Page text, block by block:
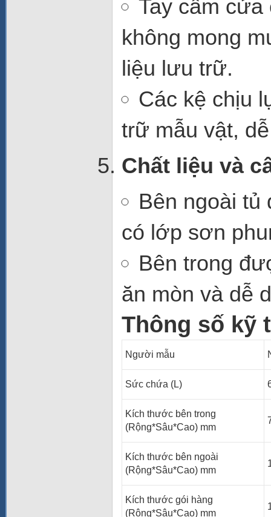
Tay cầm cửa
không mong
liệu lưu trữ.
Các kệ chịu
trữ mẫu vật,
Chất liệu và
Bên ngoài tủ
có lớp sơn
Bên trong
ăn mòn và dễ
Thông số kỹ
Người mẫu
Sức chứa (L)
Kích thước bên trong
(Rộng*Sâu*Cao) mm
Kích thước bên ngoài
(Rộng*Sâu*Cao) mm
Kích thước gói hàng
(Rộng*Sâu*Cao) mm